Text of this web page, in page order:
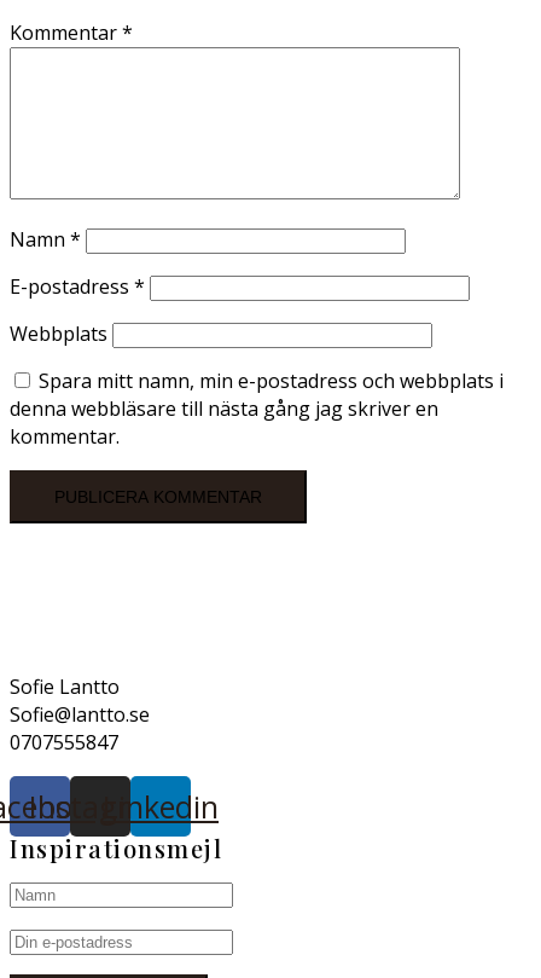
Kommentar*
Namn *
E-postadress *
Webbplats
Spara mitt namn, min e-postadress och webbplats i
denna webbläsare till nästa gång jag skriver en
kommentar.
Sofie Lantto
Sofie@lantto.se
0707555847
InstagramLinkedin
Inspirationsmejl